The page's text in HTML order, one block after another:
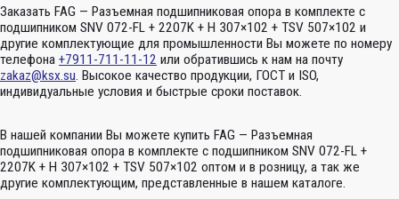
Заказать FAG — Разъемная подшипниковая опора в комплекте с
подшипником SNV 072-FL + 2207K + H 307×102 + TSV 507×102 и
другие комплектующие для промышленности Вы можете по номеру
телефона +7911-711-11-12 или обратившись к нам на почту
zakaz@ksx.su. Высокое качество продукции, ГОСТ и ISO,
индивидуальные условия и быстрые сроки поставок.
В нашей компании Вы можете купить FAG — Разъемная
подшипниковая опора в комплекте с подшипником SNV 072-FL +
2207K + H 307×102 + TSV 507×102 оптом и в розницу, а так же
другие комплектующим, представленные в нашем каталоге.